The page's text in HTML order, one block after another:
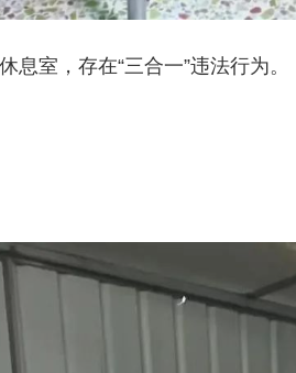
室，存在“三合一”违法行为。